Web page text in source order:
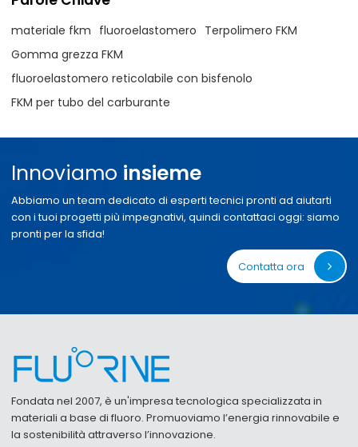
materiale fkm fluoroelastomero Terpolimero FKM
Gomma grezza FKM
fluoroelastomero reticolabile con bisfenolo
FKM per tubo del carburante
Innoviamo insieme
Abbiamo un team dedicato di esperti tecnici pronti ad aiutarti
con i tuoi progetti più impegnativi, quindi contattaci oggi: siamo
pronti per la sfida!
Contatta ora
Fondata nel 2007, è un'impresa tecnologica specializzata in
materiali a base di fluoro. Promuoviamo l’energia rinnovabile e
la sostenibilità attraverso l’innovazione.